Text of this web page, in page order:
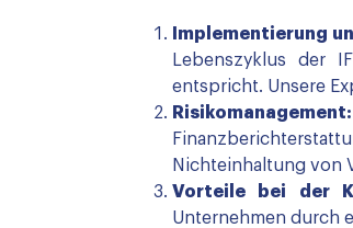
Implementierung
Lebenszyklus der
entspricht. Unsere
Risikomanagement:
Nichteinhaltung von
Vorteile bei der
Unternehmen durch